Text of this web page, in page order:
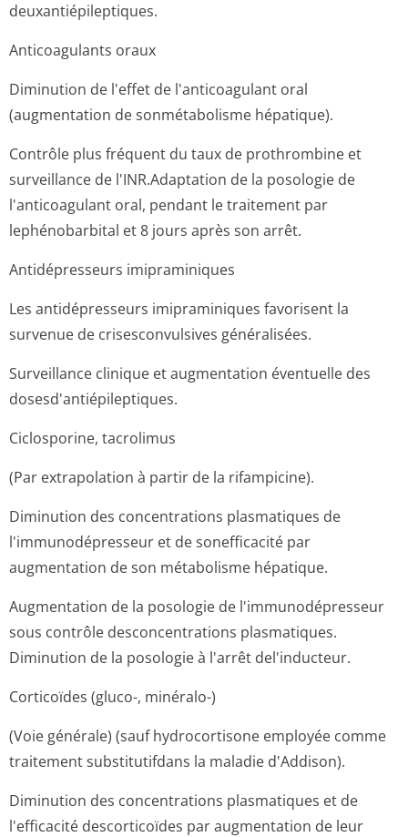
deuxantiépilep­tiques.
Anticoagulants oraux
Diminution de l'effet de l'anticoagulant oral
(augmentation de sonmétabolisme hépatique).
Contrôle plus fréquent du taux de prothrombine et
surveillance de l'INR.Adaptation de la posologie de
l'anticoagulant oral, pendant le traitement par
lephénobarbital et 8 jours après son arrêt.
Antidépresseurs imipraminiques
Les antidépresseurs imipraminiques favorisent la
survenue de crisesconvulsives généralisées.
Surveillance clinique et augmentation éventuelle des
dosesd'antiépi­leptiques.
Ciclosporine, tacrolimus
(Par extrapolation à partir de la rifampicine).
Diminution des concentrations plasmatiques de
l'immunodépresseur et de sonefficacité par
augmentation de son métabolisme hépatique.
Augmentation de la posologie de l'immunodépresseur
sous contrôle desconcentrations plasmatiques.
Diminution de la posologie à l'arrêt del'inducteur.
Corticoïdes (gluco-, minéralo-)
(Voie générale) (sauf hydrocortisone employée comme
traitement substitutifdans la maladie d'Addison).
Diminution des concentrations plasmatiques et de
l'efficacité descorticoïdes par augmentation de leur